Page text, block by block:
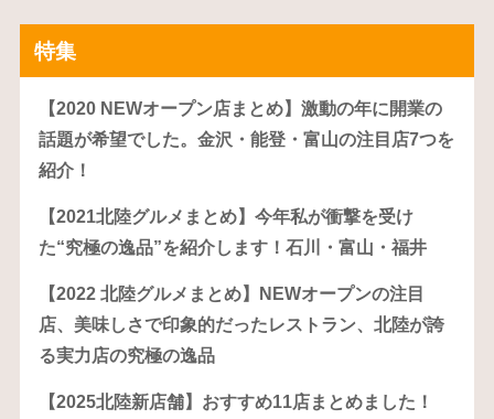
特集
【2020 NEWオープン店まとめ】激動の年に開業の
話題が希望でした。金沢・能登・富山の注目店7つを
紹介！
【2021北陸グルメまとめ】今年私が衝撃を受け
た“究極の逸品”を紹介します！石川・富山・福井
【2022 北陸グルメまとめ】NEWオープンの注目
店、美味しさで印象的だったレストラン、北陸が誇
る実力店の究極の逸品
【2025北陸新店舗】おすすめ11店まとめました！